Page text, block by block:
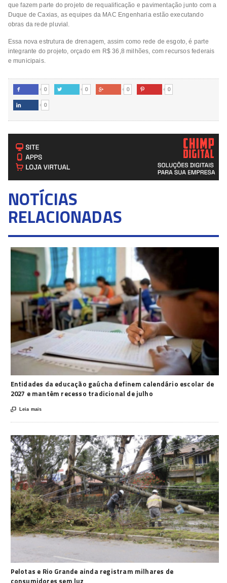
que fazem parte do projeto de requalificação e pavimentação junto com a
Duque de Caxias, as equipes da MAC Engenharia estão executando
obras da rede pluvial.
Essa nova estrutura de drenagem, assim como rede de esgoto, é parte
integrante do projeto, orçado em R$ 36,8 milhões, com recursos federais
e municipais.
 0  0  0  0
 0
NOTÍCIAS
RELACIONADAS
Entidades da educação gaúcha definem calendário escolar de
2027 e mantêm recesso tradicional de julho
 Leia mais
Pelotas e Rio Grande ainda registram milhares de